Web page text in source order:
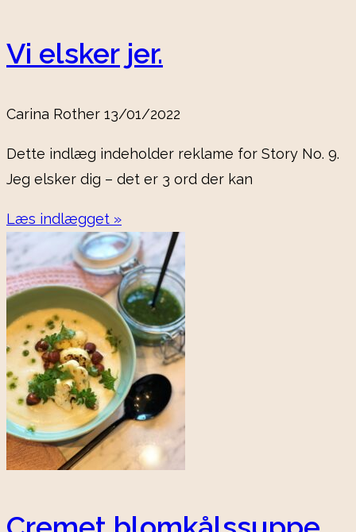
Vi elsker jer.
Carina Rother 13/01/2022
Dette indlæg indeholder reklame for Story No. 9.
Jeg elsker dig – det er 3 ord der kan
Læs indlægget »